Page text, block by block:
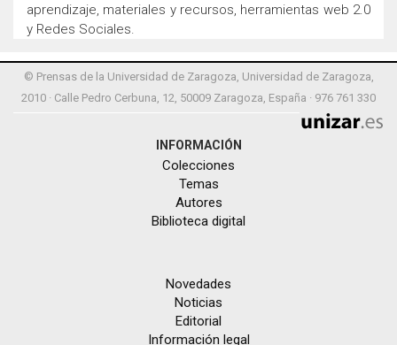
aprendizaje, materiales y recursos, herramientas web 2.0
y Redes Sociales.
© Prensas de la Universidad de Zaragoza, Universidad de Zaragoza,
2010 · Calle Pedro Cerbuna, 12, 50009 Zaragoza, España · 976 761 330
INFORMACIÓN
Colecciones
Temas
Autores
Biblioteca digital
Novedades
Noticias
Editorial
Información legal